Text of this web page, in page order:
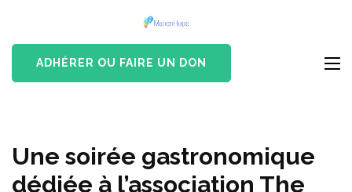
contenu
(Pressez
Of
Princesse
ADHÉRER OU FAIRE UN DON
Une soirée gastronomique
dédiée à l’association The